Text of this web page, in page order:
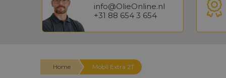
info@OlieOnline.nl
+31 88 654 3 654
Home Mobil Extra 2T